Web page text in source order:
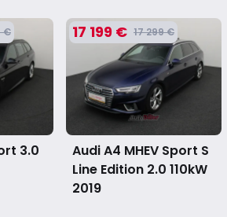
€
3.0
17 199 € 17 299 €
Audi A4 MHEV Sport S
Line Edition 2.0 110kW
2019